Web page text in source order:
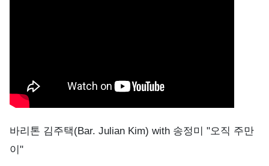
바리톤 김주택(Bar. Julian Kim) with 송정미 "오직 주만
이"